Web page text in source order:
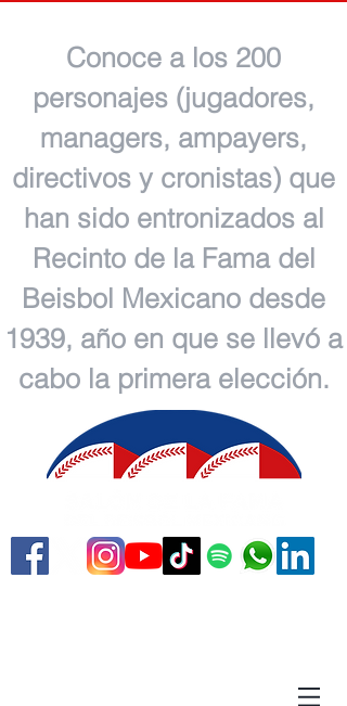
Conoce a los 200
personajes (jugadores,
managers, ampayers,
directivos y cronistas) que
han sido entronizados al
Recinto de la Fama del
Beisbol Mexicano desde
1939, año en que se llevó a
cabo la primera elección.